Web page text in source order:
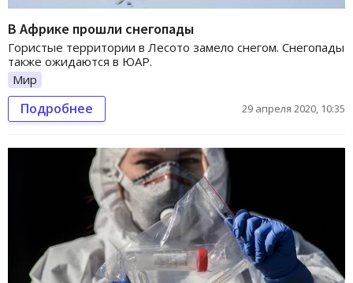
В Африке прошли снегопады
Гористые территории в Лесото замело снегом. Снегопады
также ожидаются в ЮАР.
Мир
Подробнее 29 апреля 2020, 10:35